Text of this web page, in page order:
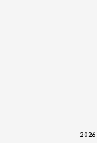
2026